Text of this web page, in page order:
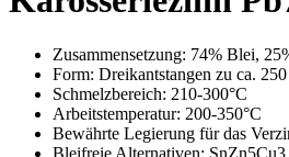
Zusammensetzung: 74% Blei,
Form: Dreikantstangen zu ca.
Schmelzbereich: 210-300°C
Arbeitstemperatur: 200-350°C
Bewährte Legierung für das
Bleifreie Alternativen: SnZn5Cu3